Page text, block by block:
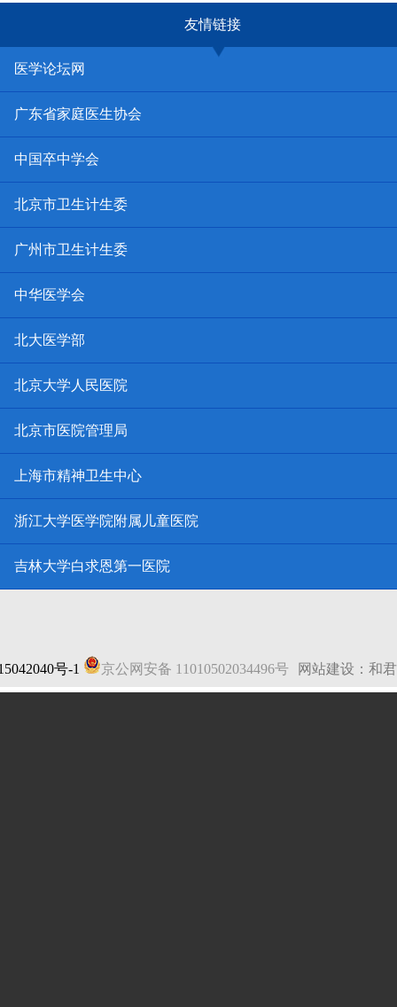
友情链接
医学论坛网
广东省家庭医生协会
中国卒中学会
北京市卫生计生委
广州市卫生计生委
中华医学会
北大医学部
北京大学人民医院
北京市医院管理局
上海市精神卫生中心
浙江大学医学院附属儿童医院
吉林大学白求恩第一医院
号-1 京公网安备 11010502034496号 网站建设：和